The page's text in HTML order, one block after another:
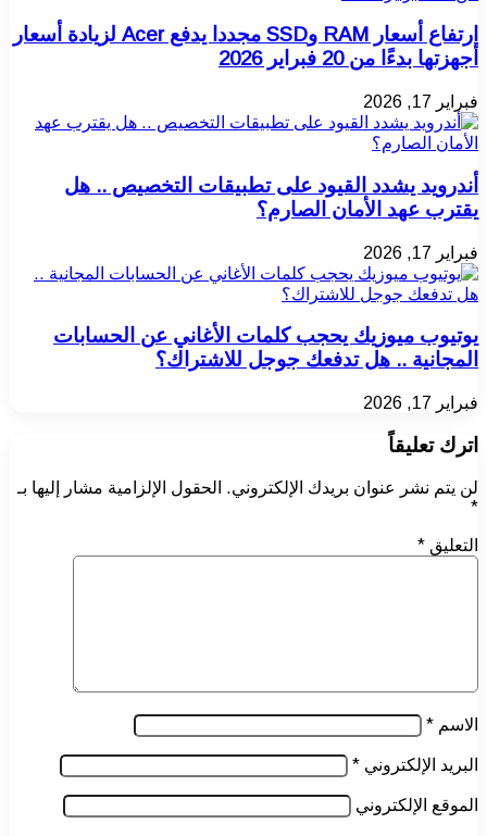
ارتفاع أسعار RAM وSSD مجددا يدفع Acer لزيادة أسعار
أجهزتها بدءًا من 20 فبراير 2026
فبراير 17, 2026
أندرويد يشدد القيود على تطبيقات التخصيص .. هل
يقترب عهد الأمان الصارم؟
فبراير 17, 2026
يوتيوب ميوزيك يحجب كلمات الأغاني عن الحسابات
المجانية .. هل تدفعك جوجل للاشتراك؟
فبراير 17, 2026
اترك تعليقاً
لن يتم نشر عنوان بريدك الإلكتروني. الحقول الإلزامية مشار إليها بـ
*
التعليق *
الاسم *
البريد الإلكتروني *
الموقع الإلكتروني